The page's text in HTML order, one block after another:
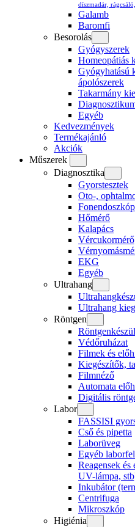
díszmadár,
Galamb
Baromfi
Besorolás
Gyógyszerek
Homeopátiás
Gyógyhatású
ápolószerek
Takarmány
Egyéb
Kedvezmények
Termékajánló
Akciók
Műszerek
Diagnosztika
Gyorstesztek
Oto-,
Fonendoszkóp
Hőmérő
Kalapács
EKG
Egyéb
Ultrahang
Ultrahang
Röntgen
Védőruházat
Filmek és
Kiegészítők,
Filmnéző
Automata
Digitális
Labor
FASSISI
Cső és pipetta
Laborüveg
Egyéb
Reagensek és
UV-lámpa,
Inkubátor
Centrifuga
Mikroszkóp
Higiénia